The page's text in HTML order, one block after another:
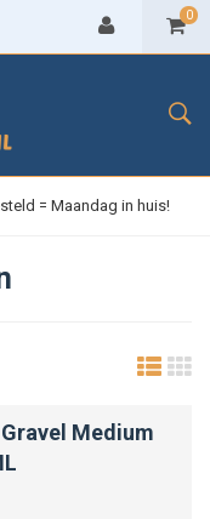
0
= Maandag in huis!
Medium